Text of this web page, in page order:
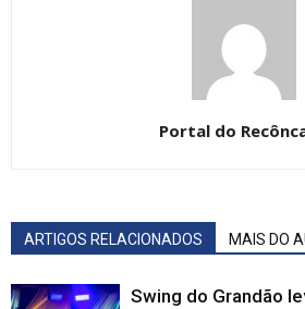
Portal do
ARTIGOS RELACIONADOS MAIS DO
Swing do Grandão